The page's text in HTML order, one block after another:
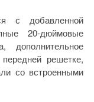
с добавленной
20-дюймовые
дополнительное
решетке,
со встроенными